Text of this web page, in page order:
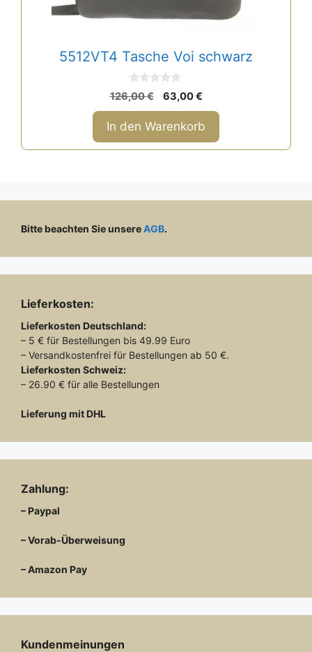
5512VT4 Tasche Voi schwarz
0
v
o
n
5
126,00€
Ursprünglicher
Preis
war:
126,00 €
63,00€Aktueller
Preis
ist:
63,00 €.
In den Warenkorb
Bitte beachten Sie unsereAGB.
Lieferkosten:
Lieferkosten Deutschland:
– 5 € für Bestellungen bis 49.99 Euro
– Versandkostenfrei für Bestellungen ab 50 €.
Lieferkosten Schweiz:
– 26.90 € für alle Bestellungen
Lieferung mit DHL
Zahlung:
– Paypal
– Vorab-Überweisung
– Amazon Pay
Kundenmeinungen